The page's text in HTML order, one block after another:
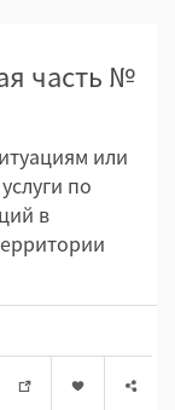
часть №
или
по
в